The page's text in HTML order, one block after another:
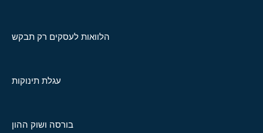
הלוואות לעסקים רק תבקש
עגלת תינוקות
בורסה ושוק ההון